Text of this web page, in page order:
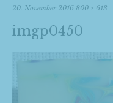
20. November 2016 800 × 613
imgp0450